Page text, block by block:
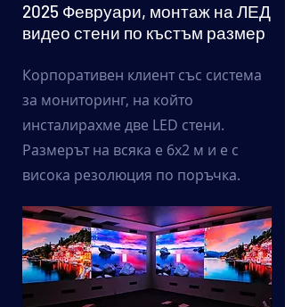
2025 Февруари, монтаж на ЛЕД
видео стени по къстъм размер
Корпоративен клиент със система
за мониторинг, на който
инсталирахме две LED стени.
Размерът на всяка е 6x2 м и е с
висока резолюция по поръчка.